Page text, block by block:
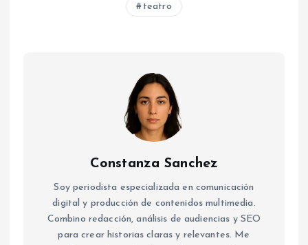
teatro
Constanza Sanchez
Soy periodista especializada en comunicación
digital y producción de contenidos multimedia.
Combino redacción, análisis de audiencias y SEO
para crear historias claras y relevantes. Me